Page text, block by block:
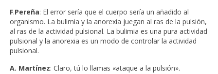
F.Pereña: El error sería que el cuerpo sería un añadido al
organismo. La bulimia y la anorexia juegan al ras de la pulsión,
al ras de la actividad pulsional. La bulimia es una pura actividad
pulsional y la anorexia es un modo de controlar la actividad
pulsional.
A. Martínez: Claro, tú lo llamas «ataque a la pulsión».